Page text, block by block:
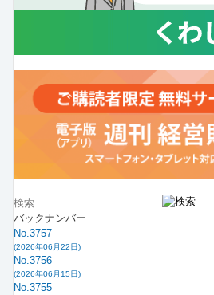
バックナンバー
No.3757
(2026年06月22日)
No.3756
(2026年06月15日)
No.3755